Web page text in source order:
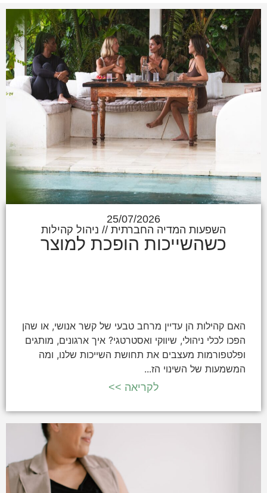
25/07/2026
השפעות המדיה החברתית // ניהול קהילות
כשהשייכות הופכת למוצר
האם קהילות הן עדיין מרחב טבעי של קשר אנושי, או שהן
הפכו לכלי ניהולי, שיווקי ואסטרטגי? איך ארגונים, מותגים
ופלטפורמות מעצבים את תחושת השייכות שלנו, ומה
המשמעות של השינוי הז...
לקריאה >>